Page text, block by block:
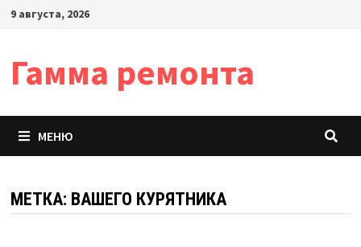
Перейти
9 августа, 2026
Гамма ремонта
МЕНЮ
МЕТКА: ВАШЕГО КУРЯТНИКА